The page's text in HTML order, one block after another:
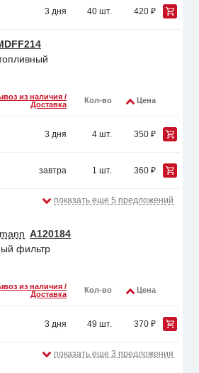
3 дня 40 шт. 420 ₽
из наличия /
Доставка
Кол-во Цена
3 дня 4 шт. 350 ₽
завтра 1 шт. 360 ₽
показать еще 5 предложений
A120184
фильтр
из наличия /
Доставка
Кол-во Цена
3 дня 49 шт. 370 ₽
показать еще 3 предложения